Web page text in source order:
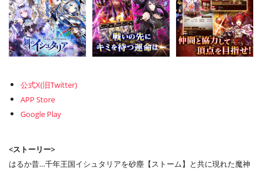
公式X(旧Twitter)
APP Store
Google Play
<ストーリー>
はるか昔…千年王国イシュタリアを砂塵【ストーム】と共に現れた魔神